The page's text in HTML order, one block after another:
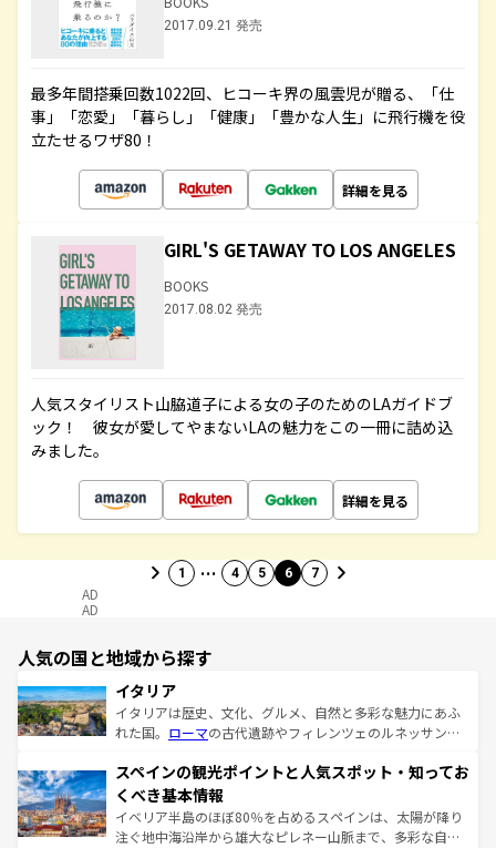
2017.09.21 発売
最多年間搭乗回数1022回、ヒコーキ界の風雲児が贈る、「仕
事」「恋愛」「暮らし」「健康」「豊かな人生」に飛行機を役
立たせるワザ80！
詳細を見る
GIRL'S GETAWAY TO LOS ANGELES
BOOKS
2017.08.02 発売
人気スタイリスト山脇道子による女の子のためのLAガイドブ
ック！ 彼女が愛してやまないLAの魅力をこの一冊に詰め込
みました。
詳細を見る
1 … 4 5 6 7
AD
AD
人気の国と地域から探す
イタリア
イタリアは歴史、文化、グルメ、自然と多彩な魅力にあふ
れた国。 ローマの古代遺跡やフィレンツェのルネッサンス
ろん、トスカーナの美しい田園風景やアマルフィ海岸の絶
景など、自然景観も見逃せない。観光の合間には、本場の
ピザやパスタなど、絶品のイタリア料理を堪能することも
できる。朝目覚めてから夜眠るまで、すべての瞬間を楽し
スペインの観光ポイントと人気スポット・知ってお
くべき基本情報
イベリア半島のほぼ80％を占めるスペインは、太陽が降り
注ぐ地中海沿岸から雄大なピレネー山脈まで、多彩な自然